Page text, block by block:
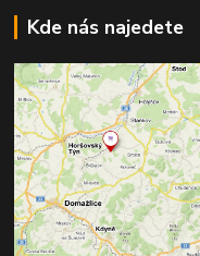
Kde nás najedete